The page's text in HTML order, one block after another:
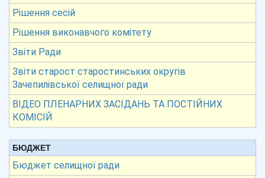
Рішення сесій
Рішення виконавчого комітету
Звіти Ради
Звіти старост старостинських округів
Зачепилівської селищної ради
ВІДЕО ПЛЕНАРНИХ ЗАСІДАНЬ ТА ПОСТІЙНИХ
КОМІСІЙ
БЮДЖЕТ
Бюджет селищної ради